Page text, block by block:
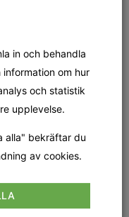
öppettider Måndag
– 16.00
– 13.00 Fredag
12.30 Kapellet
och med
KL.18.00
efter trefaldighet
& Liv Präst: Nina
Hans Lassbo
in och behandla
om hur
och statistik
upplevelse.
alla" bekräftar du
av cookies.